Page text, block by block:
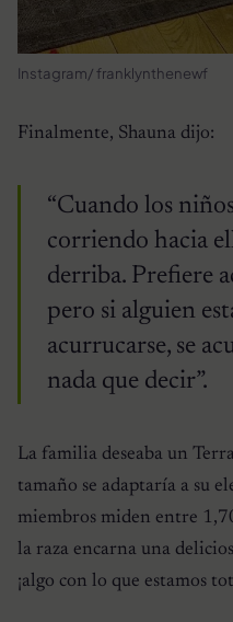
Instagram/ franklynthenewf
Finalmente, Shauna dijo:
“Cuando los
corriendo hacia
derriba. Prefiere
pero si alguien
acurrucarse, se
nada que decir”.
La familia deseaba un
tamaño se adaptaría a su
miembros miden entre
la raza encarna una
¡algo con lo que estamos